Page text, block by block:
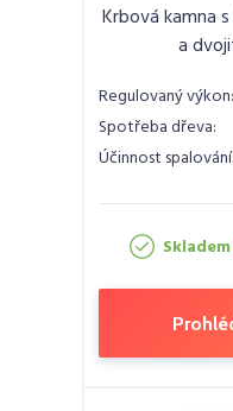
Krbová kamna
a
Regulovaný výkon:
Spotřeba dřeva:
Účinnost spalování:
Skladem